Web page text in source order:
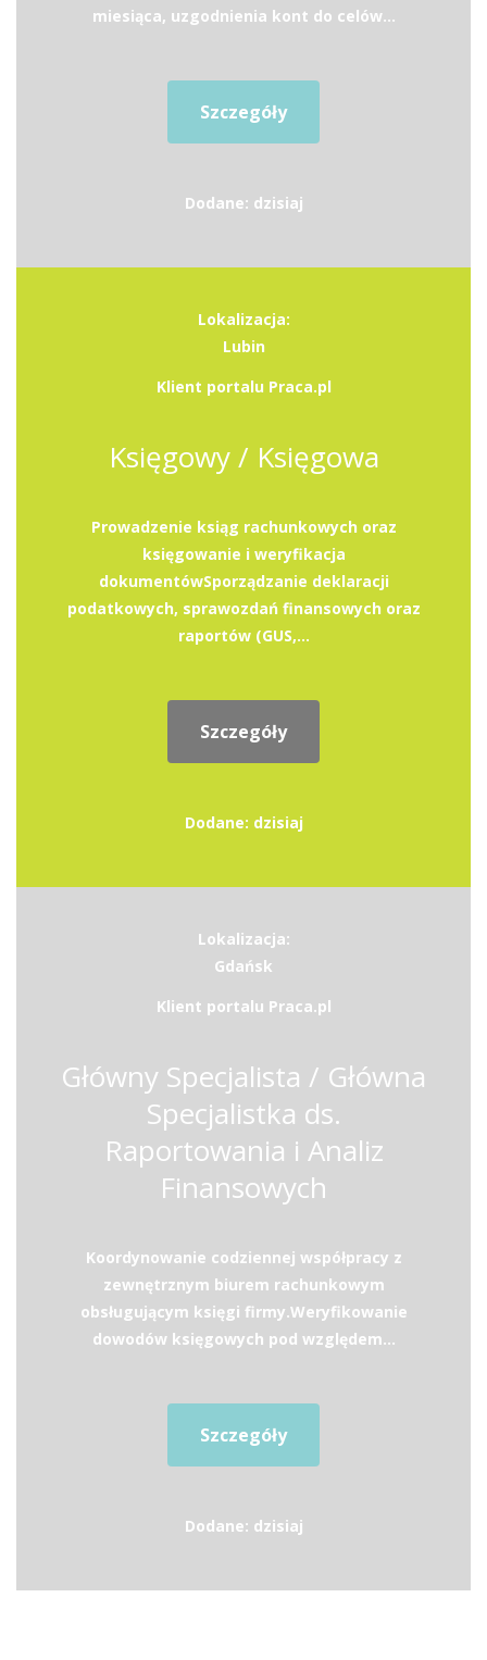
miesiąca, uzgodnienia kont do celów...
Szczegóły
Dodane: dzisiaj
Lokalizacja:
Lubin
Klient portalu Praca.pl
Księgowy / Księgowa
Prowadzenie ksiąg rachunkowych oraz
księgowanie i weryfikacja
dokumentówSporządzanie deklaracji
podatkowych, sprawozdań finansowych oraz
raportów (GUS,...
Szczegóły
Dodane: dzisiaj
Lokalizacja:
Gdańsk
Klient portalu Praca.pl
Główny Specjalista / Główna
Specjalistka ds.
Raportowania i Analiz
Finansowych
Koordynowanie codziennej współpracy z
zewnętrznym biurem rachunkowym
obsługującym księgi firmy.Weryfikowanie
dowodów księgowych pod względem...
Szczegóły
Dodane: dzisiaj